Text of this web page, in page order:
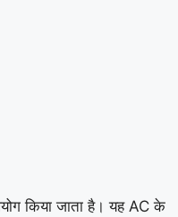
किया जाता है। यह AC के